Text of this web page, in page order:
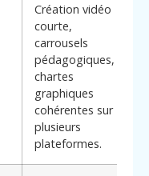
Création vidéo
courte,
carrousels
pédagogiques,
chartes
graphiques
cohérentes sur
plusieurs
plateformes.